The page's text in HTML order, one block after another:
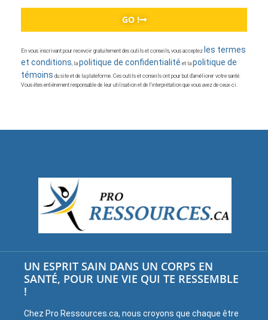
GO !
En vous inscrivant pour recevoir gratuitement des outils et conseils, vous acceptez les termes
et conditions, la politique de confidentialité et la politique de
témoins du site et de la plateforme. Ces outils et conseils ont pour but d’améliorer votre santé.
Vous êtes entièrement responsable de leur utilisation et de l’interprétation que vous avez de ceux-ci.
UN ESPRIT SAIN DANS UN CORPS EN
SANTÉ, POUR UNE VIE QUI TE RESSEMBLE
!
Chez Pro Ressources.ca, nous croyons que chaque être